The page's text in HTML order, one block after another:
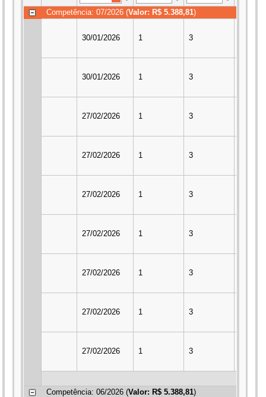
Competência: 07/2026 (Valor: R$ 5.388,81)
30/01/2026 1 3
30/01/2026 1 3
27/02/2026 1 3
27/02/2026 1 3
27/02/2026 1 3
27/02/2026 1 3
27/02/2026 1 3
27/02/2026 1 3
27/02/2026 1 3
Competência: 06/2026 (Valor: R$ 5.388,81)